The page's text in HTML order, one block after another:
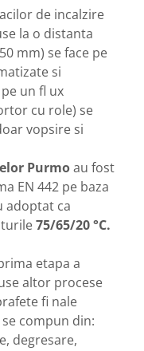
de incalzire
la o distanta
mm) se face pe
si
un fl ux
cu role) se
vopsire si
Purmoau fost
EN 442 pe baza
adoptat ca
75/65/20 °C.
etapa a
altor procese
fi nale
compun din:
degresare,